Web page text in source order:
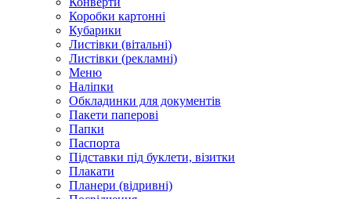
Коробки картонні
Кубарики
Листівки (вітальні)
Листівки (рекламні)
Меню
Наліпки
Обкладинки для документів
Пакети паперові
Папки
Паспорта
Підставки під буклети, візитки
Плакати
Планери (відривні)